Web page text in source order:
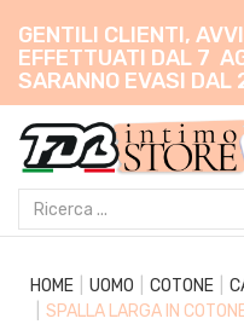
GENTILI CLIENTI,
EFFETTUATI DAL 7
SARANNO EVASI
HOME UOMO COTONE
SPALLA LARGA IN